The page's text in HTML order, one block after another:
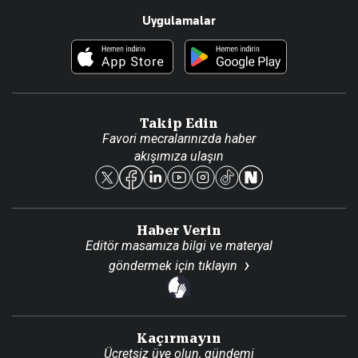
Foto Haber
Künye
Reklam Ver
Uygulamalar
Takip Edin
Favori mecralarınızda haber
akışımıza ulaşın
Haber Verin
Editör masamıza bilgi ve materyal
göndermek için tıklayın
Kaçırmayın
Ücretsiz üye olun, gündemi